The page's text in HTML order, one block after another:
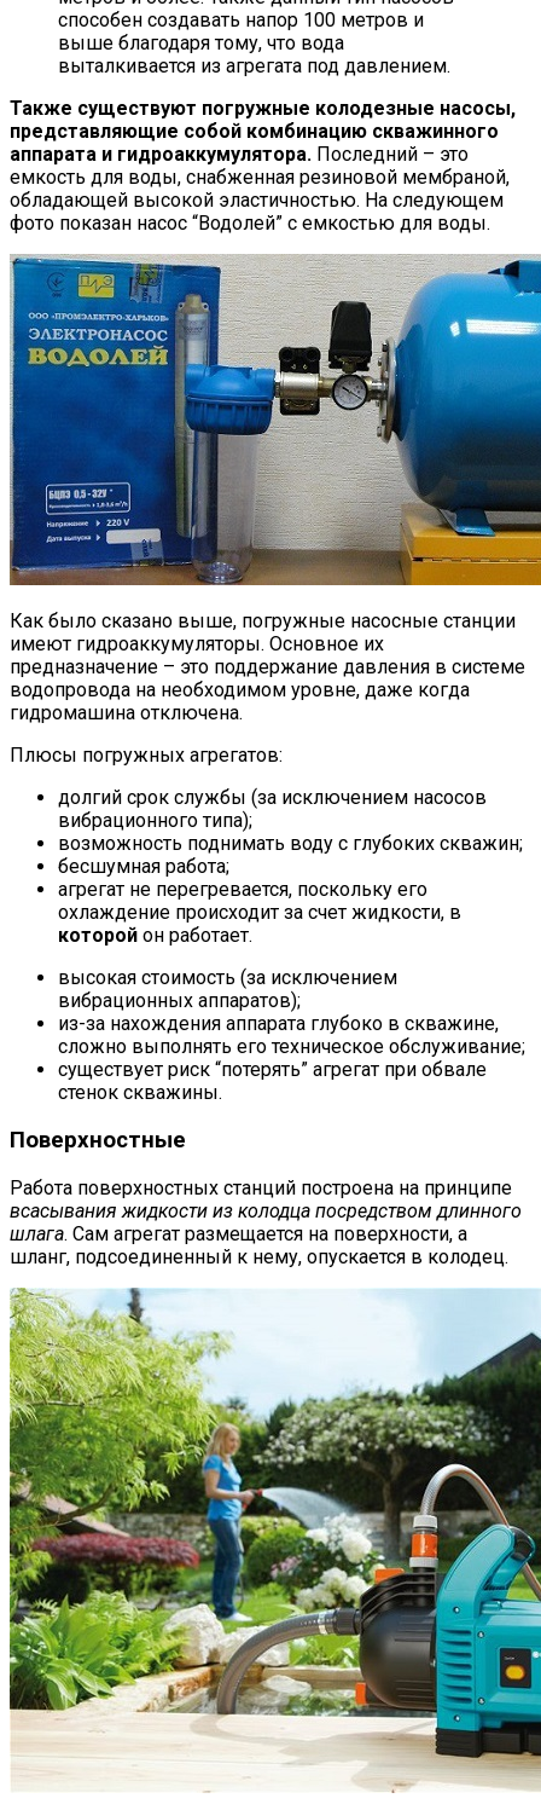
способен создавать напор 100 метров и
выше благодаря тому, что вода
выталкивается из агрегата под давлением.
Также существуют погружные колодезные насосы,
представляющие собой комбинацию скважинного
аппарата и гидроаккумулятора. Последний – это
емкость для воды, снабженная резиновой мембраной,
обладающей высокой эластичностью. На следующем
фото показан насос “Водолей” с емкостью для воды.
Как было сказано выше, погружные насосные станции
имеют гидроаккумуляторы. Основное их
предназначение – это поддержание давления в системе
водопровода на необходимом уровне, даже когда
гидромашина отключена.
Плюсы погружных агрегатов:
долгий срок службы (за исключением насосов
вибрационного типа);
возможность поднимать воду с глубоких скважин;
бесшумная работа;
агрегат не перегревается, поскольку его
охлаждение происходит за счет жидкости, в
которой он работает.
высокая стоимость (за исключением
вибрационных аппаратов);
из-за нахождения аппарата глубоко в скважине,
сложно выполнять его техническое обслуживание;
существует риск “потерять” агрегат при обвале
стенок скважины.
Поверхностные
Работа поверхностных станций построена на принципе
всасывания жидкости из колодца посредством длинного
шлага. Сам агрегат размещается на поверхности, а
шланг, подсоединенный к нему, опускается в колодец.